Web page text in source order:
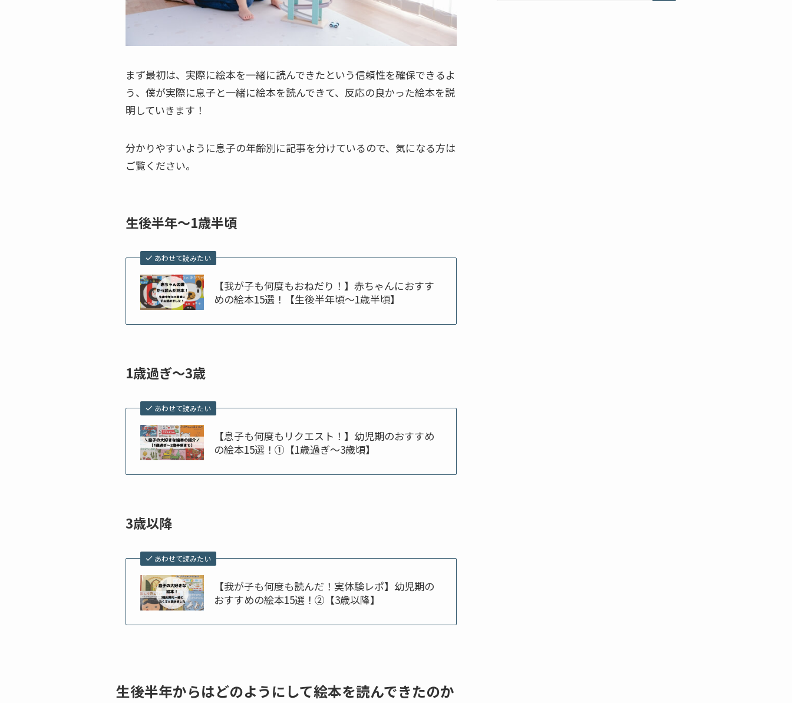
まず最初は、実際に絵本を一緒に読んできたという信頼性を確保できるよ
う、僕が実際に息子と一緒に絵本を読んできて、反応の良かった絵本を説
明していきます！
分かりやすいように息子の年齢別に記事を分けているので、気になる方は
ご覧ください。
生後半年〜1歳半頃
あわせて読みたい
【我が子も何度もおねだり！】赤ちゃんにおすす
めの絵本15選！【生後半年頃～1歳半頃】
1歳過ぎ〜3歳
あわせて読みたい
【息子も何度もリクエスト！】幼児期のおすすめ
の絵本15選！①【1歳過ぎ～3歳頃】
3歳以降
あわせて読みたい
【我が子も何度も読んだ！実体験レポ】幼児期の
おすすめの絵本15選！②【3歳以降】
生後半年からはどのようにして絵本を読んできたのか